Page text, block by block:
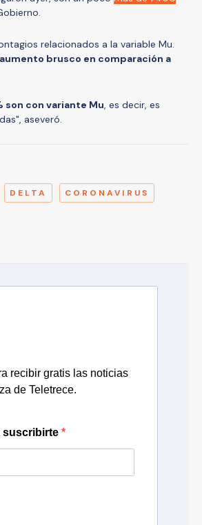
relacionados a la variable Mu.
brusco en comparación a
son con variante Mu, es decir, es
aseveró.
DELTA CORONAVIRUS
recibir gratis las noticias
de Teletrece.
suscribirte